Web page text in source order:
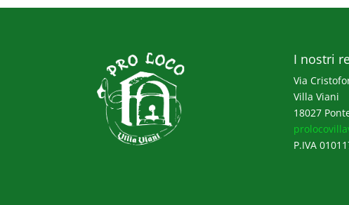
I nostri
Via
Villa Viani
18027
P.IVA